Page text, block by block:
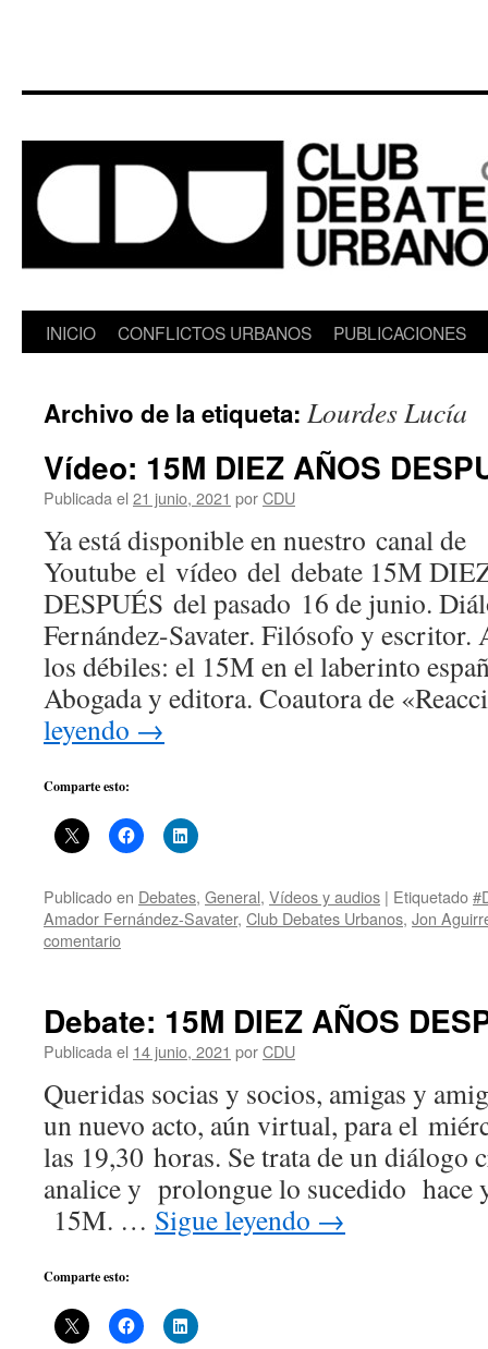
Saltar
contenido
INICIO CONFLICTOS URBANOS PUBLICACIONES
Archivo de la etiqueta: Lourdes Lucía
Vídeo: 15M DIEZ AÑOS
Publicada el 21 junio, 2021 porCDU
Ya está disponible en nuestro canal de
Youtube el vídeo del debate 15M
DESPUÉS del pasado 16 de junio.
Fernández-Savater. Filósofo y escritor.
los débiles: el 15M en el laberinto
Abogada y editora. Coautora de
leyendo →
Comparte esto:
Publicado en Debates, General, Vídeos y audios | Etiquetado
Amador Fernández-Savater, Club Debates Urbanos, Jon
comentario
Debate: 15M DIEZ AÑOS
Publicada el 14 junio, 2021 porCDU
Queridas socias y socios, amigas y
un nuevo acto, aún virtual, para el
las 19,30 horas. Se trata de un diálogo
analice y prolongue lo sucedido hace
15M. … Sigue leyendo →
Comparte esto: